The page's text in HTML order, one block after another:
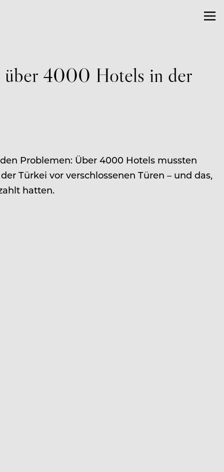
über 4000 Hotels in der
Problemen: Über 4000 Hotels mussten
Türkei vor verschlossenen Türen – und das,
hatten.